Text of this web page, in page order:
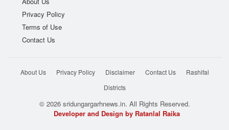
Privacy Policy
Terms of Use
Contact Us
About Us Privacy Policy Disclaimer Contact Us
Rashifal
Districts
© 2026 sridungargarhnews.in. All Rights Reserved.
Developer and Design by Ratanlal Raika